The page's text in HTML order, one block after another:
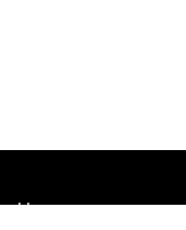
Наши шоурумы